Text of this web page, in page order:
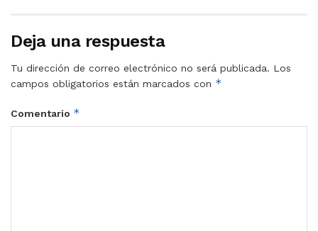
Deja una respuesta
Tu dirección de correo electrónico no será publicada. Los
campos obligatorios están marcados con *
Comentario *